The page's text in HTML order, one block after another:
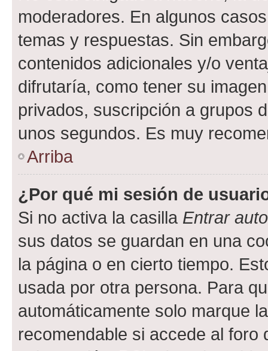
moderadores. En algunos
temas y respuestas. Sin
contenidos adicionales y/o
difrutaría, como tener su
privados, suscripción a grupos
unos segundos. Es muy
Arriba
¿Por qué mi sesión de
Si no activa la casilla Entrar
sus datos se guardan en una
la página o en cierto tiempo.
usada por otra persona. Para
automáticamente solo marque
recomendable si accede al foro